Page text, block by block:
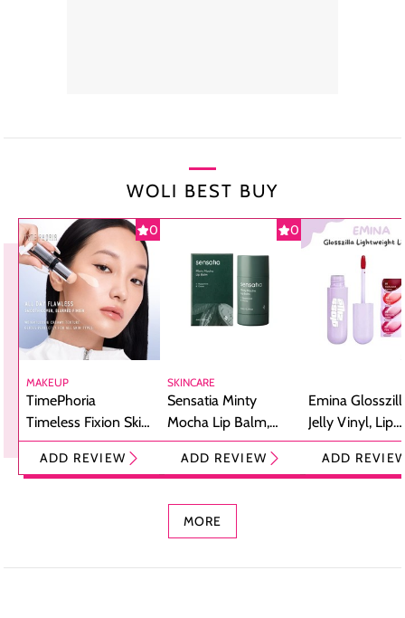
WOLI BEST BUY
0
MAKEUP
TimePhoria
Timeless Fixion Skin
Tint Stick,
Foundation dan
ADD REVIEW
0
SKINCARE
Sensatia Minty
Mocha Lip Balm,
Pelembap Bibir
dengan Aroma
ADD REVIEW
Emina
Jelly Vinyl, Lip
Cream Glossy
Ringan
ADD
MORE